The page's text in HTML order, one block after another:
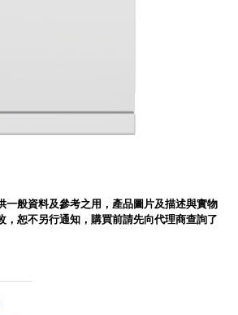
一般資料及參考之用，產品圖片及描述與實物
，恕不另行通知，購買前請先向代理商查詢了